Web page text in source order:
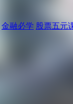
金融必学 股票五元